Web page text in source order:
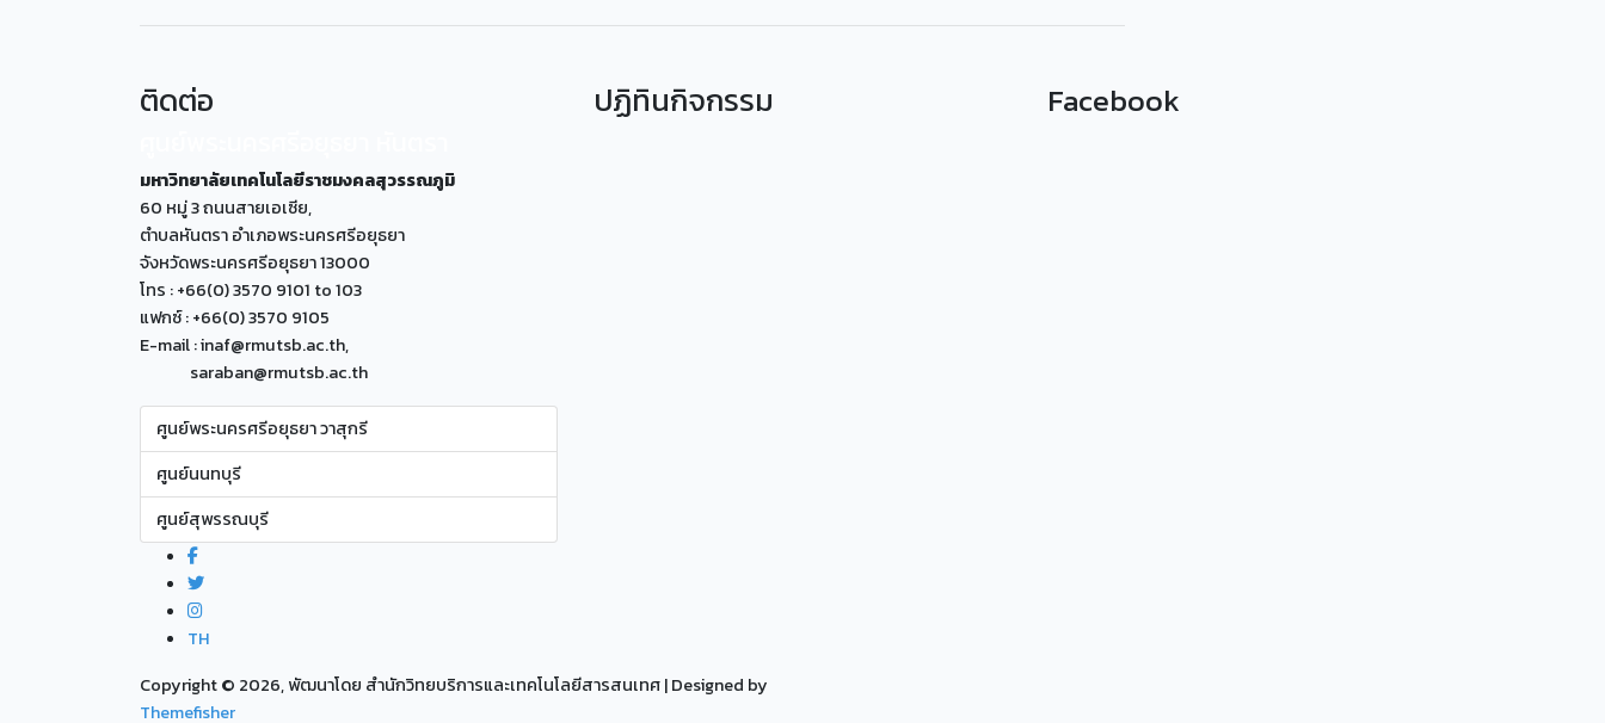
ติดต่อ
มหาวิทยาลัยเทคโนโลยีราชมงคลสุวรรณภูมิ
60 หมู่ 3 ถนนสายเอเซีย,
ตำบลหันตรา อำเภอพระนครศรีอยุธยา
จังหวัดพระนครศรีอยุธยา 13000
โทร : +66(0) 3570 9101 to 103
แฟกซ์ : +66(0) 3570 9105
E-mail : inaf@rmutsb.ac.th,
saraban@rmutsb.ac.th
ศูนย์พระนครศรีอยุธยา วาสุกรี
ศูนย์นนทบุรี
ศูนย์สุพรรณบุรี
TH
ปฏิทินกิจกรรม Facebook
Copyright © 2026, พัฒนาโดย สำนักวิทยบริการและเทคโนโลยีสารสนเทศ| Designed by
Themefisher